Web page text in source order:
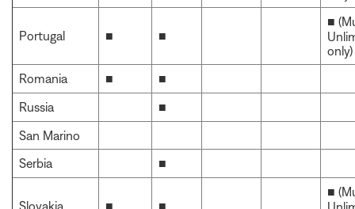
Portugal ■ ■
■
only)
Romania
■
■
Russia
■
San Marino
Serbia
■
Slovakia ■ ■
■